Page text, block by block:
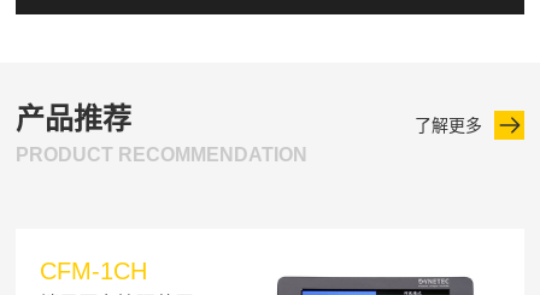
产品推荐
PRODUCT RECOMMENDATION
了解更多
CFM-1CH